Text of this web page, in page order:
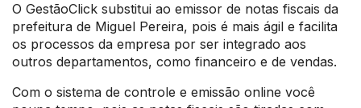
O GestãoClick substitui ao emissor de notas fiscais da
prefeitura de Miguel Pereira, pois é mais ágil e facilita
os processos da empresa por ser integrado aos
outros departamentos, como financeiro e de vendas.
Com o sistema de controle e emissão online você